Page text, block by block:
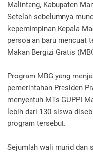
Malintang, Kabupaten
Setelah sebelumnya
kepemimpinan Kepala
persoalan baru mencuat
Makan Bergizi Gratis
Program MBG yang
pemerintahan Presiden
menyentuh MTs GUPPI
lebih dari 130 siswa
program tersebut.
Sejumlah wali murid dan